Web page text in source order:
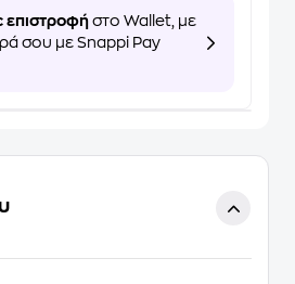
επιστροφή στο Wallet, με
σου με Snappi Pay